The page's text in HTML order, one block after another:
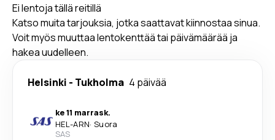
Ei lentoja tällä reitillä
Katso muita tarjouksia, jotka saattavat kiinnostaa sinua.
Voit myös muuttaa lentokenttää tai päivämäärää ja
hakea uudelleen.
Helsinki - Tukholma 4 päivää
ke 11 marrask.
HEL-ARN· Suora
SAS